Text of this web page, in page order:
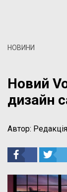
НОВИНИ
Новий
дизайн
Автор: Редакція